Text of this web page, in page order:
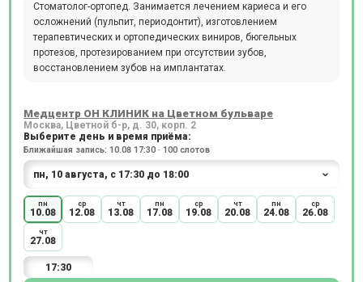
Стоматолог-ортопед. Занимается лечением кариеса и его
осложнений (пульпит, периодонтит), изготовлением
терапевтических и ортопедических виниров, бюгельных
протезов, протезированием при отсутствии зубов,
восстановлением зубов на имплантатах.
Медцентр ОН КЛИНИК на Цветном бульваре
Москва, Цветной б-р, д. 30, корп. 2
Выберите день и время приёма:
Ближайшая запись: 10.08 17:30 · 100 слотов
пн
10.08
ср
12.08
чт
13.08
пн
17.08
ср
19.08
чт
20.08
пн
24.08
ср
26.08
чт
27.08
17:30